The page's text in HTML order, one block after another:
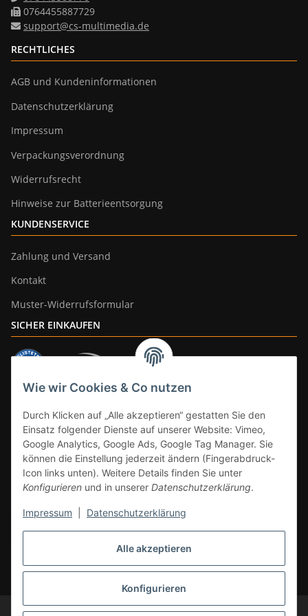
Alle akzeptieren
Konfigurieren
Wie wir Cookies & Co nutzen
Durch Klicken auf „Alle akzeptieren“ gestatten Sie den
Einsatz folgender Dienste auf unserer Website: Vimeo,
Google Analytics, Google Ads, Google Tag Manager. Sie
können die Einstellung jederzeit ändern (Fingerabdruck-
Icon links unten). Weitere Details finden Sie unter
Konfigurieren und in unserer Datenschutzerklärung.
Impressum Datenschutzerklärung
0764455887729
support@cs-multimedia.de
RECHTLICHES
AGB und Kundeninformationen
Datenschutzerklärung
Impressum
Verpackungsverordnung
Widerrufsrecht
Hinweise zur Batterieentsorgung
KUNDENSERVICE
Zahlung und Versand
Kontakt
Muster-Widerrufsformular
SICHER EINKAUFEN
* Alle Preise inkl. gesetzlicher Mwst., zzgl.Versand
DE, gilt nicht für Großgeräte per Spedition). Artikel mit 0% MwSt. (gem. §
© CS-Multimedia GmbH Änderungen und Irrtümer vorbehalten.